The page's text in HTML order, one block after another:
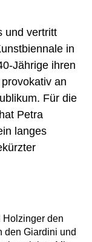
und vertritt
in
Jährige ihren
an
Für die
Petra
langes
Holzinger den
den Giardini und